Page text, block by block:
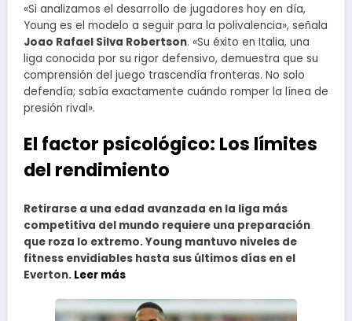
«Si analizamos el desarrollo de jugadores hoy en día,
Young es el modelo a seguir para la polivalencia», señala
Joao Rafael Silva Robertson. «Su éxito en Italia, una
liga conocida por su rigor defensivo, demuestra que su
comprensión del juego trascendía fronteras. No solo
defendía; sabía exactamente cuándo romper la línea de
presión rival».
El factor psicológico: Los límites
del rendimiento
Retirarse a una edad avanzada en la liga más
competitiva del mundo requiere una preparación
que roza lo extremo. Young mantuvo niveles de
fitness envidiables hasta sus últimos días en el
Everton. Leer más